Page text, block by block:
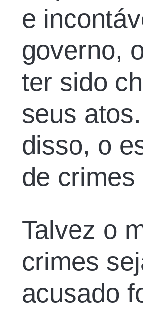
e
governo,
ter sido
seus
disso, o
de
Talvez o
crimes
acusado